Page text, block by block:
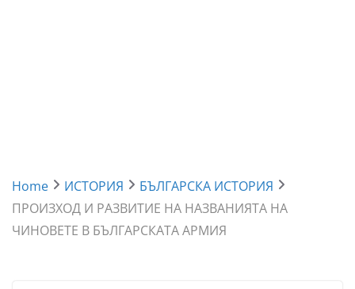
Home ИСТОРИЯ
БЪЛГАРСКА ИСТОРИЯ
ПРОИЗХОД И РАЗВИТИЕ НА НАЗВАНИЯТА НА
ЧИНОВЕТЕ В БЪЛГАРСКАТА АРМИЯ